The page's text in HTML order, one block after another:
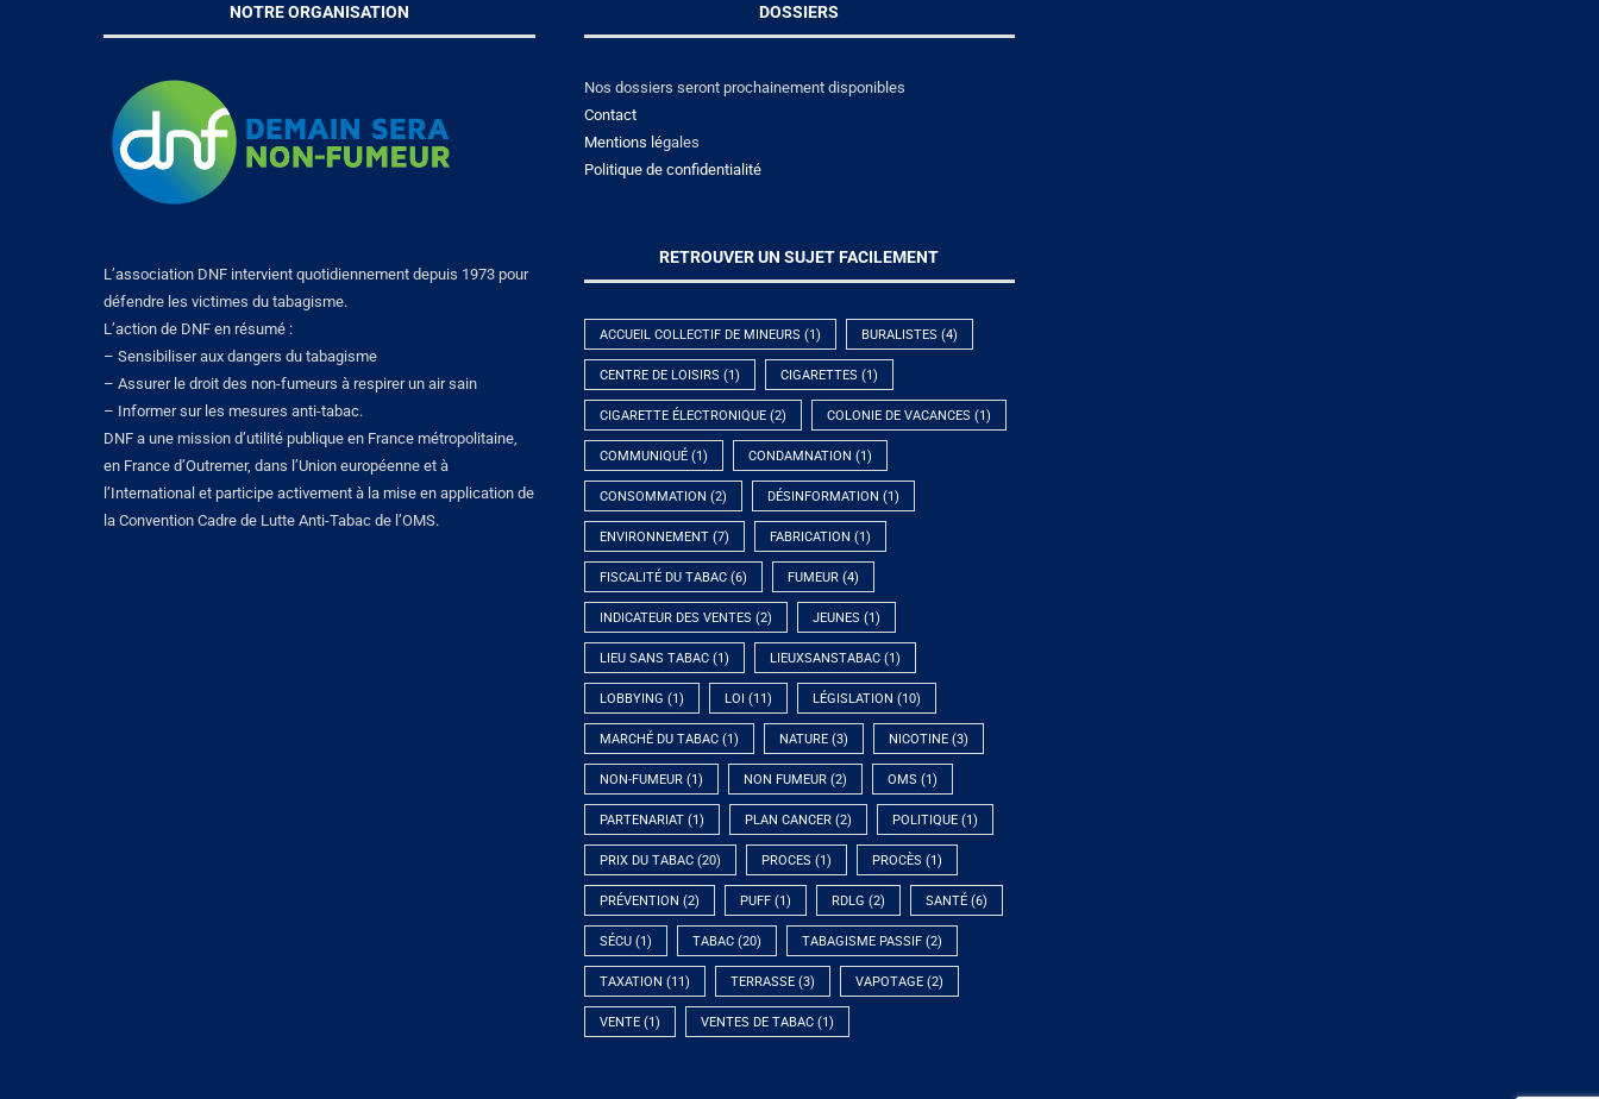
NOTRE ORGANISATION
L’association DNF intervient quotidiennement depuis 1973 pour
défendre les victimes du tabagisme.
L’action de DNF en résumé :
– Sensibiliser aux dangers du tabagisme
– Assurer le droit des non-fumeurs à respirer un air sain
– Informer sur les mesures anti-tabac.
DNF a une mission d’utilité publique en France métropolitaine,
en France d’Outremer, dans l’Union européenne et à
l’International et participe activement à la mise en application de
la Convention Cadre de Lutte Anti-Tabac de l’OMS.
DOSSIERS
Nos dossiers seront prochainement disponibles
Contact
Mentions légales
Politique de confidentialité
RETROUVER UN SUJET FACILEMENT
ACCUEIL COLLECTIF DE MINEURS (1) BURALISTES (4)
CENTRE DE LOISIRS (1) CIGARETTES (1)
CIGARETTE ÉLECTRONIQUE(2) COLONIE DE VACANCES (1)
COMMUNIQUÉ(1) CONDAMNATION (1)
CONSOMMATION (2) DÉSINFORMATION (1)
ENVIRONNEMENT(7) FABRICATION (1)
FISCALITÉ DU TABAC(6) FUMEUR(4)
INDICATEUR DES VENTES (2) JEUNES (1)
LIEU SANS TABAC(1) LIEUXSANSTABAC(1)
LOBBYING (1) LOI (11) LÉGISLATION (10)
MARCHÉ DU TABAC(1) NATURE(3) NICOTINE(3)
NON-FUMEUR(1) NON FUMEUR(2) OMS (1)
PARTENARIAT(1) PLAN CANCER(2) POLITIQUE(1)
PRIX DU TABAC(20) PROCES (1) PROCÈS (1)
PRÉVENTION (2) PUFF(1) RDLG (2) SANTÉ(6)
SÉCU(1) TABAC(20) TABAGISME PASSIF(2)
TAXATION (11) TERRASSE(3) VAPOTAGE(2)
VENTE(1) VENTES DE TABAC(1)